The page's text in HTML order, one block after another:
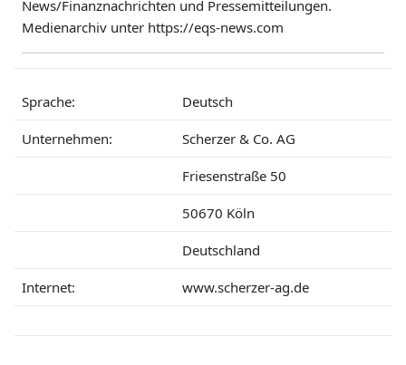
News/Finanznachrichten und Pressemitteilungen.
Medienarchiv unter https://eqs-news.com
Sprache: Deutsch
Unternehmen: Scherzer & Co. AG
Friesenstraße 50
50670 Köln
Deutschland
Internet: www.scherzer-ag.de